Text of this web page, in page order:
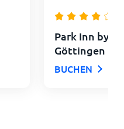
Park Inn by
Göttingen
BUCHEN